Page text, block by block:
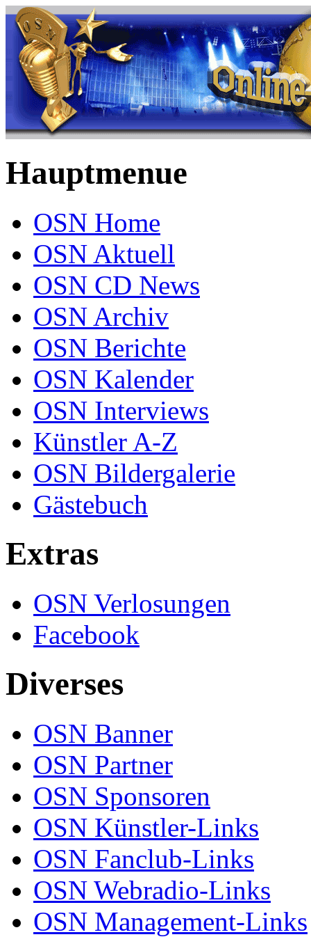
Hauptmenue
OSN Home
OSN Aktuell
OSN CD News
OSN Archiv
OSN Berichte
OSN Kalender
OSN Interviews
Künstler A-Z
OSN Bildergalerie
Gästebuch
Extras
OSN Verlosungen
Facebook
Diverses
OSN Banner
OSN Partner
OSN Sponsoren
OSN Künstler-Links
OSN Fanclub-Links
OSN Webradio-Links
OSN Management-Links